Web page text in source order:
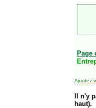
Page
Ajoutez
Il n'y
haut).